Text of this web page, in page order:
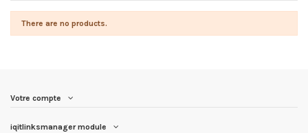
There are no products.
Votre compte
iqitlinksmanager module